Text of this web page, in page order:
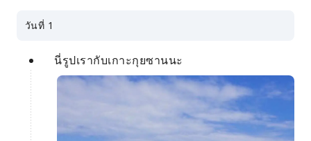
วันที่ 1
นี่รูปเรากับเกาะกุยซานนะ